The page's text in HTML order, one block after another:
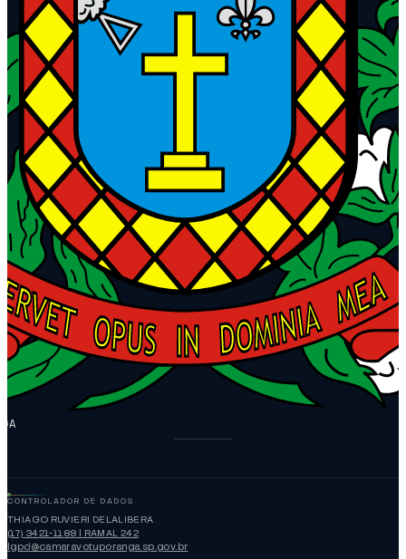
CONTROLADOR DE DADOS
THIAGO RUVIERI DELALIBERA
(17) 3421-1188 | RAMAL 242
lgpd@camaravotuporanga.sp.gov.br